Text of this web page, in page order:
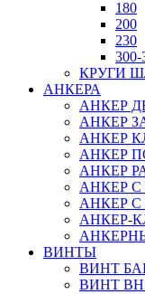
180
200
230
300-
КРУГИ
АНКЕРА
АНКЕР
АНКЕР
АНКЕР
АНКЕР
АНКЕР
АНКЕР
АНКЕР
АНКЕР-
ВИНТЫ
ВИНТ
ВИНТ